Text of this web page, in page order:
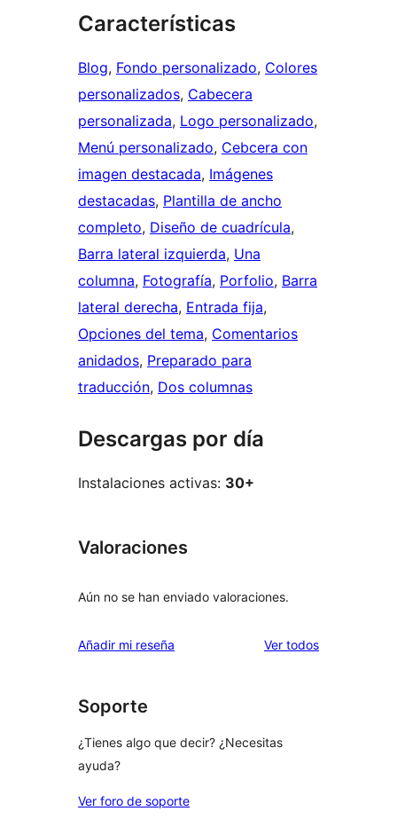
Características
Blog, Fondo personalizado, Colores
personalizados, Cabecera
personalizada, Logo personalizado
Menú personalizado, Cebcera con
imagen destacada, Imágenes
destacadas, Plantilla de ancho
completo, Diseño de cuadrícula
Barra lateral izquierda, Una
columna, Fotografía, Porfolio, Barra
lateral derecha, Entrada fija
Opciones del tema, Comentarios
anidados, Preparado para
traducción, Dos columnas
Descargas por día
Instalaciones activas: 30+
Valoraciones
Aún no se han enviado valoraciones.
Añadir mi reseña Ver todoslos
Soporte
¿Tienes algo que decir? ¿Necesitas
ayuda?
Ver foro de soporte